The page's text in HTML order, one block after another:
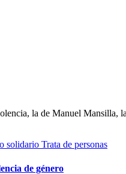
la de Manuel Mansilla,
solidario Trata de personas
de género